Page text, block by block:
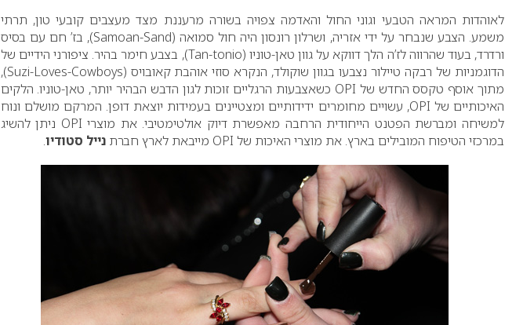
לאוהדות המראה הטבעי וגוני החול והאדמה צפויה בשורה מרעננת מצד מעצבים קובעי טון, תרתי
משמע. הצבע שנבחר על ידי אזריה, ושרלון רונסון היה חול סמואה (Samoan-Sand), בז’ חם עם בסיס
ורדרד, בעוד שהרווה לז’ה הלך דווקא על גוון טאן-טוניו (Tan-tonio), בצבע חימר בהיר. ציפורני הידיים של
הדוגמניות של רבקה טיילור נצבעו בגוון שוקולד, הנקרא סוזי אוהבת קאובויס (Suzi-Loves-Cowboys
),
מתוך אוסף טקסס החדש של OPI כשאצבעות הרגליים זוכות לגון הדבש הבהיר יותר, טאן-טוניו. הלקים
האיכותיים של OPI, עשויים מחומרים ידידותיים ומצטיינים בעמידות יוצאת דופן. המרקם מושלם ונוח
למשיחה ומברשת הפטנט הייחודית הרחבה מאפשרת דיוק אולטימטיבי. את מוצרי OPI ניתן להשיג
במרכזי הטיפוח המובילים בארץ. את מוצרי האיכות של OPI מייבאת לארץ חברת נייל סטודיו.